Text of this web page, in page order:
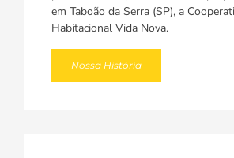
em Taboão da Serra (SP), a
Habitacional Vida Nova.
Nossa História